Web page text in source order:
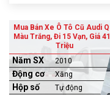
Mua Bán Xe Ô Tô Cũ Audi
Màu Trắng, Đi 15 Vạn, Giá
Triệu
Năm SX 2010
Động cơ Xăng
Hộp số Tự động